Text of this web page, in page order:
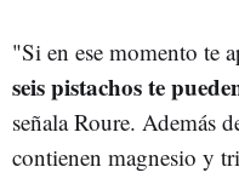
"Si en ese momento te
seis pistachos te
señala Roure. Además
contienen magnesio y